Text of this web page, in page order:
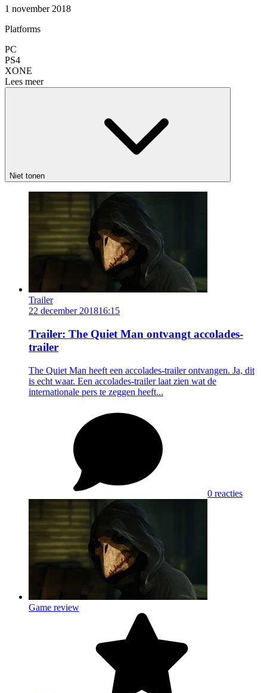
1 november 2018
Platforms
PC
PS4
XONE
Lees meer
Niet tonen
Trailer
22 december 201816:15
Trailer: The Quiet Man ontvangt accolades-
trailer
The Quiet Man heeft een accolades-trailer ontvangen. Ja, dit
is echt waar. Een accolades-trailer laat zien wat de
internationale pers te zeggen heeft...
0 reacties
Game review